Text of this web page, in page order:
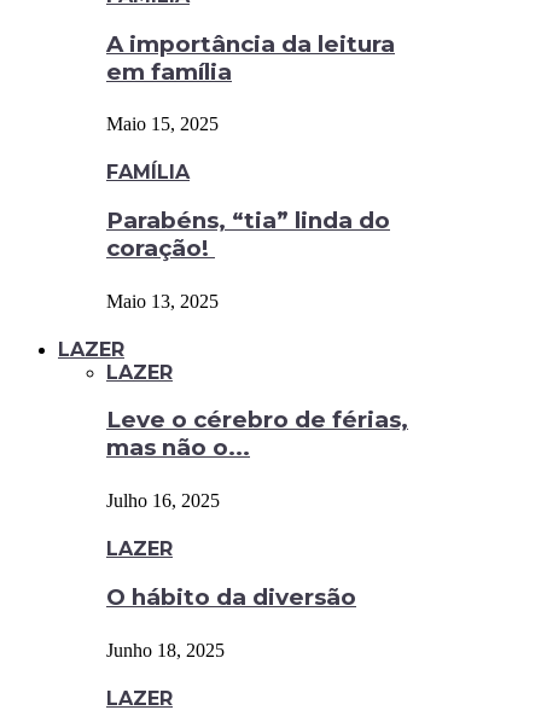
A importância da leitura
em família
Maio 15, 2025
FAMÍLIA
Parabéns, “tia” linda do
coração!
Maio 13, 2025
LAZER
LAZER
Leve o cérebro de férias,
mas não o...
Julho 16, 2025
LAZER
O hábito da diversão
Junho 18, 2025
LAZER